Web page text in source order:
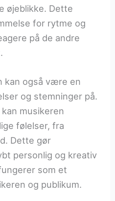
øjeblikke. Dette
for rytme og
på de andre
kan også være en
og stemninger på.
musikeren
følelser, fra
Dette gør
personlig og kreativ
som et
og publikum.